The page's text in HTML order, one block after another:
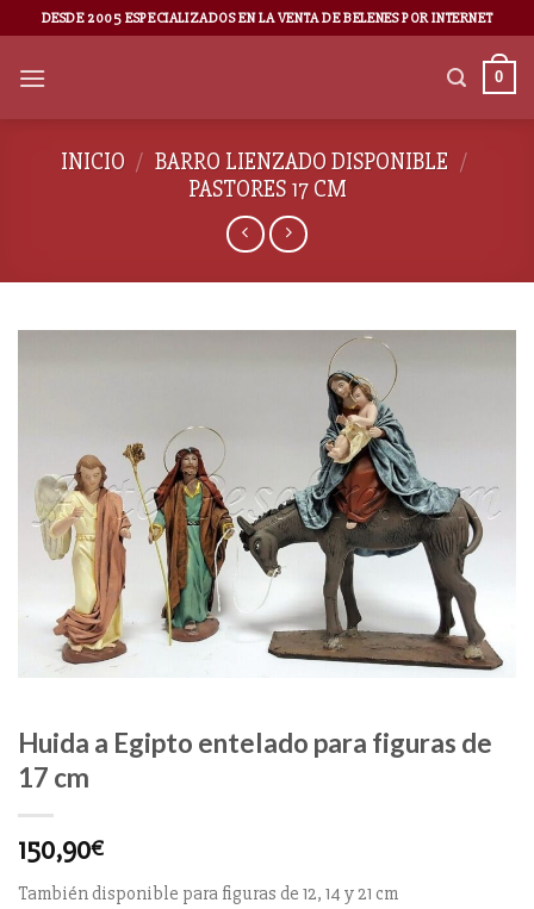
DESDE 2005 ESPECIALIZADOS EN LA VENTA DE BELENES POR INTERNET
0
INICIO / BARRO LIENZADO DISPONIBLE /
PASTORES 17 CM
Huida a Egipto entelado para figuras de
17 cm
150,90€
También disponible para figuras de 12, 14 y 21 cm